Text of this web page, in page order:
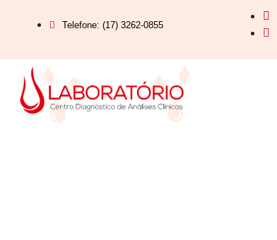
Telefone: (17) 3262-0855